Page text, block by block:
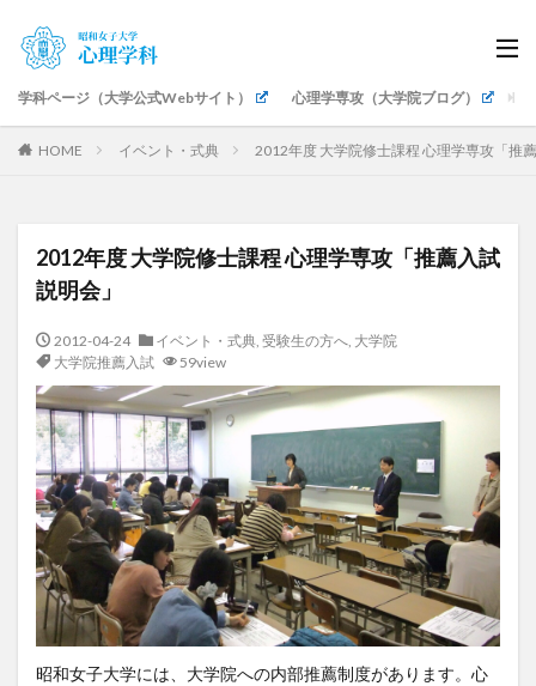
学科ページ（大学公式Webサイト） 心理学専攻（大学院ブログ）
HOME イベント・式典 2012年度 大学院修士課程 心理学専攻「推
2012年度 大学院修士課程 心理学専攻「推薦入試
説明会」
2012-04-24 イベント・式典, 受験生の方へ, 大学院
大学院推薦入試
59view
昭和女子大学には、大学院への内部推薦制度があります。心